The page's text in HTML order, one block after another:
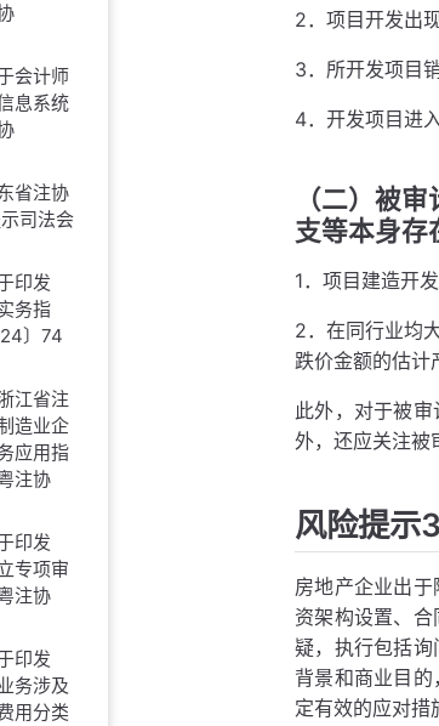
会计师
息系统
省注协
司法会
印发
务指
〕74
江省注
造业企
应用指
注协
印发
专项审
注协
印发
务涉及
用分类
2．项目开发出
3．所开发项目
4．开发项目进
（二）被
支等本身存
1．项目建造开
2．在同行业均
跌价金额的估计
此外，对于被
外，还应关注被
风险提示
房地产企业出
资架构设置、
疑，执行包括
背景和商业目
定有效的应对措